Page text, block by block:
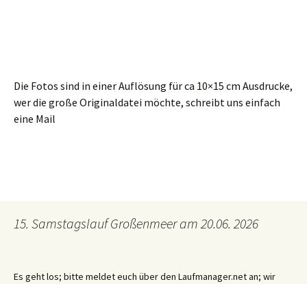
Die Fotos sind in einer Auflösung für ca 10×15 cm Ausdrucke,
wer die große Originaldatei möchte, schreibt uns einfach
eine Mail
15. Samstagslauf Großenmeer am 20.06. 2026
Es geht los; bitte meldet euch über den Laufmanager.net an; wir